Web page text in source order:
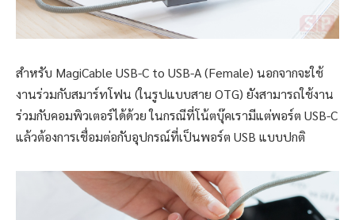
สำหรับ MagiCable USB-C to USB-A (Female) นอกจากจะใช้
งานร่วมกับสมาร์ทโฟน (ในรูปแบบสาย OTG) ยังสามารถใช้งาน
ร่วมกับคอมพิวเตอร์ได้ด้วย ในกรณีที่โน้ตบุ๊คเรามีแต่พอร์ต USB-C
แล้วต้องการเชื่อมต่อกับอุปกรณ์ที่เป็นพอร์ต USB แบบปกติ